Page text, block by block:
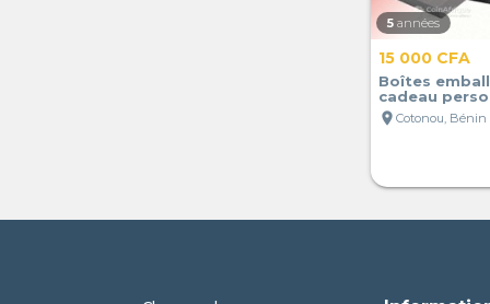
5 années
15 000 CFA
Boîtes
cadeau
location_on Cotonou, Bénin